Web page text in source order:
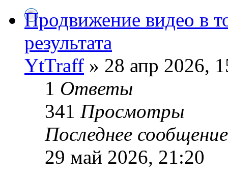
Продвижение видео в
результата
YtTraff » 28 апр 2026,
1 Ответы
341 Просмотры
Последнее
29 май 2026, 21:20